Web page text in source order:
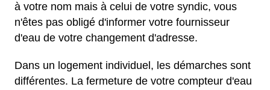
à votre nom mais à celui de votre syndic, vous
n'êtes pas obligé d'informer votre fournisseur
d'eau de votre changement d'adresse.
Dans un logement individuel, les démarches sont
différentes. La fermeture de votre compteur d'eau